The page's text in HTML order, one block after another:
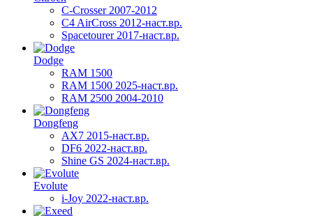
C-Crosser 2007-2012
C4 AirCross 2012-наст.вр.
Spacetourer 2017-наст.вр.
Dodge
RAM 1500
RAM 1500 2025-наст.вр.
RAM 2500 2004-2010
Dongfeng
AX7 2015-наст.вр.
DF6 2022-наст.вр.
Shine GS 2024-наст.вр.
Evolute
i-Joy 2022-наст.вр.